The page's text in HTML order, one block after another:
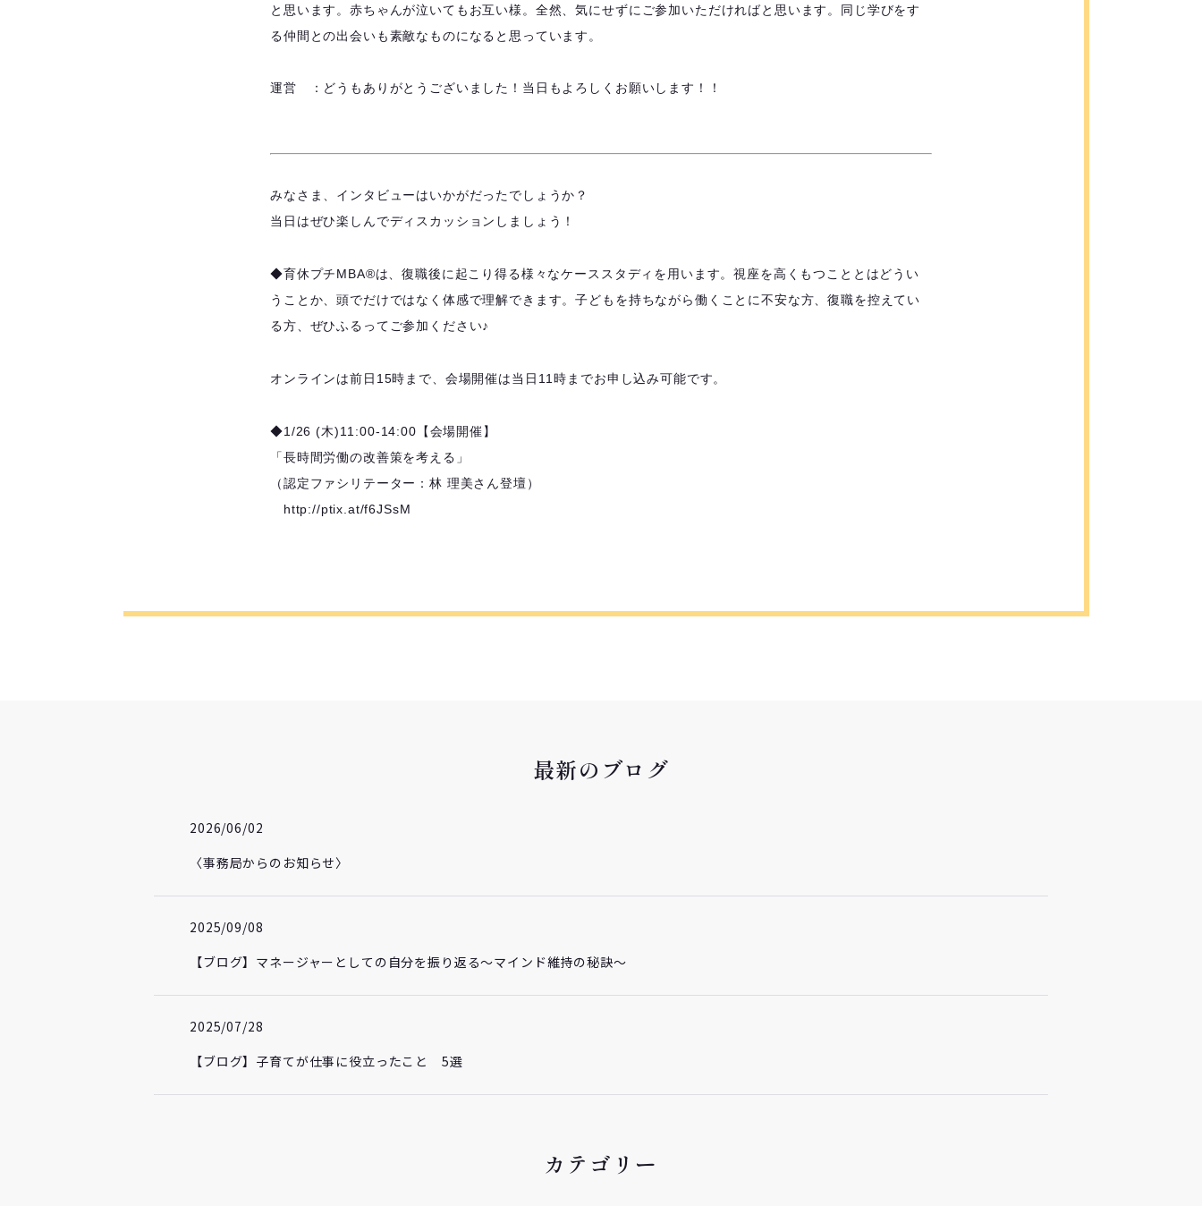
と思います。赤ちゃんが泣いてもお互い様。全然、気にせずにご参加いただければと思います。同じ学びをす
る仲間との出会いも素敵なものになると思っています。
運営 ：どうもありがとうございました！当日もよろしくお願いします！！
みなさま、インタビューはいかがだったでしょうか？
当日はぜひ楽しんでディスカッションしましょう！
◆育休プチMBA®️は、復職後に起こり得る様々なケーススタディを用います。視座を高くもつこととはどうい
うことか、頭でだけではなく体感で理解できます。子どもを持ちながら働くことに不安な方、復職を控えてい
る方、ぜひふるってご参加ください♪
オンラインは前日15時まで、会場開催は当日11時までお申し込み可能です。
◆1/26 (木)11:00-14:00【会場開催】
「長時間労働の改善策を考える」
（認定ファシリテーター：林 理美さん登壇）
http://ptix.at/f6JSsM
最新のブログ
2026/06/02
〈事務局からのお知らせ〉
2025/09/08
【ブログ】マネージャーとしての自分を振り返る～マインド維持の秘訣～
2025/07/28
【ブログ】子育てが仕事に役立ったこと 5選
カテゴリー